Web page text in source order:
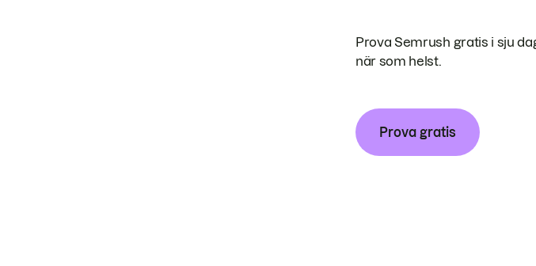
Prova Semrush gratis i sju
när som helst.
Prova gratis